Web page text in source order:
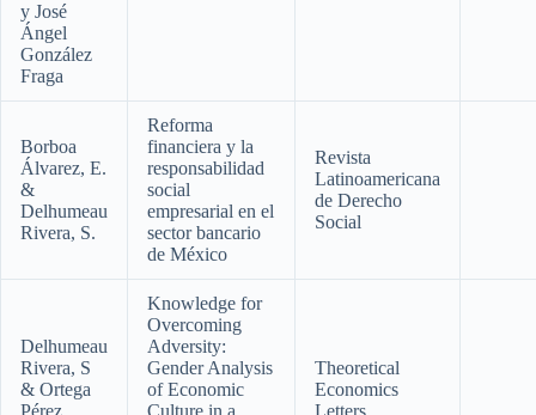
y José
Ángel
González
Fraga
Borboa
Álvarez, E.
&
Delhumeau
Rivera, S.
Reforma
financiera y la
responsabilidad
social
empresarial en el
sector bancario
de México
Revista
Latinoamericana
de Derecho
Social
Delhumeau
Rivera, S
& Ortega
Pérez
Knowledge for
Overcoming
Adversity:
Gender Analysis
of Economic
Culture in a
Theoretical
Economics
Letters